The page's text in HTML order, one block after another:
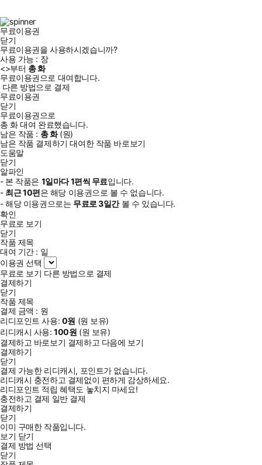
무료이용권
닫기
무료이용권을 사용하시겠습니까?
사용 가능 : 장
<>부터 총화
무료이용권으로 대여합니다.
다른 방법으로 결제
무료이용권
닫기
무료이용권으로
총화대여 완료했습니다.
남은 작품 : 총화(원)
남은 작품 결제하기 대여한 작품 바로보기
도움말
닫기
알파인
- 본 작품은 1일마다1편씩 무료입니다.
- 최근10편은 해당 이용권으로 볼 수 없습니다.
- 해당 이용권으로는 무료로3일간볼 수 있습니다.
확인
무료로 보기
닫기
작품 제목
대여 기간 : 일
이용권 선택
무료로 보기 다른 방법으로 결제
결제하기
닫기
작품 제목
결제 금액 : 원
리디포인트 사용: 0원 (원 보유)
리디캐시 사용:100원 (원 보유)
결제하고 바로보기 결제하고 다음에 보기
결제하기
닫기
결제 가능한 리디캐시, 포인트가 없습니다.
리디캐시 충전하고 결제없이 편하게 감상하세요.
리디포인트 적립 혜택도 놓치지 마세요!
충전하고 결제 일반 결제
결제하기
닫기
이미 구매한 작품입니다.
보기 닫기
결제 방법 선택
닫기